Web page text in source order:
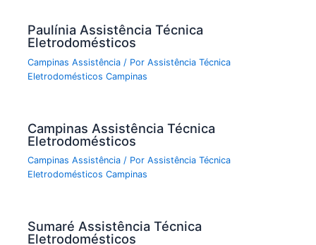
Paulínia Assistência Técnica
Eletrodomésticos
Campinas Assistência / PorAssistência Técnica
Eletrodomésticos Campinas
Campinas Assistência Técnica
Eletrodomésticos
Campinas Assistência / PorAssistência Técnica
Eletrodomésticos Campinas
Sumaré Assistência Técnica
Eletrodomésticos